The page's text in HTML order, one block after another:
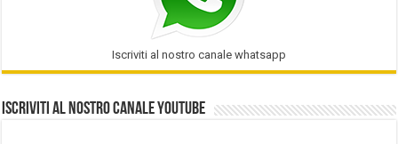
Iscriviti al nostro canale whatsapp
Iscriviti al nostro Canale Youtube